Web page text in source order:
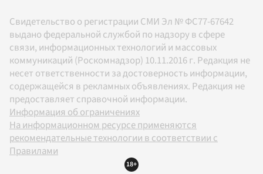
Свидетельство о регистрации СМИ Эл № ФС77-67642
выдано федеральной службой по надзору в сфере
связи, информационных технологий и массовых
коммуникаций (Роскомнадзор) 10.11.2016 г. Редакция не
несет ответственности за достоверность информации,
содержащейся в рекламных объявлениях. Редакция не
предоставляет справочной информации.
Информация об ограничениях
На информационном ресурсе применяются
рекомендательные технологии в соответствии с
Правилами
18+